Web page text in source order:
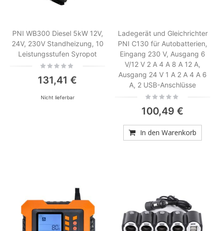
PNI WB300 Diesel 5kW 12V,
24V, 230V Standheizung, 10
Leistungsstufen Syropot
Rating:
131,41 €
Nicht lieferbar
Ladegerät und Gleichrichter
PNI C130 für Autobatterien,
Eingang 230 V, Ausgang 6
V/12 V 2 A 4 A 8 A 12 A,
Ausgang 24 V 1 A 2 A 4 A 6
A, 2 USB-Anschlüsse
Rating:
100,49 €
In den Warenkorb